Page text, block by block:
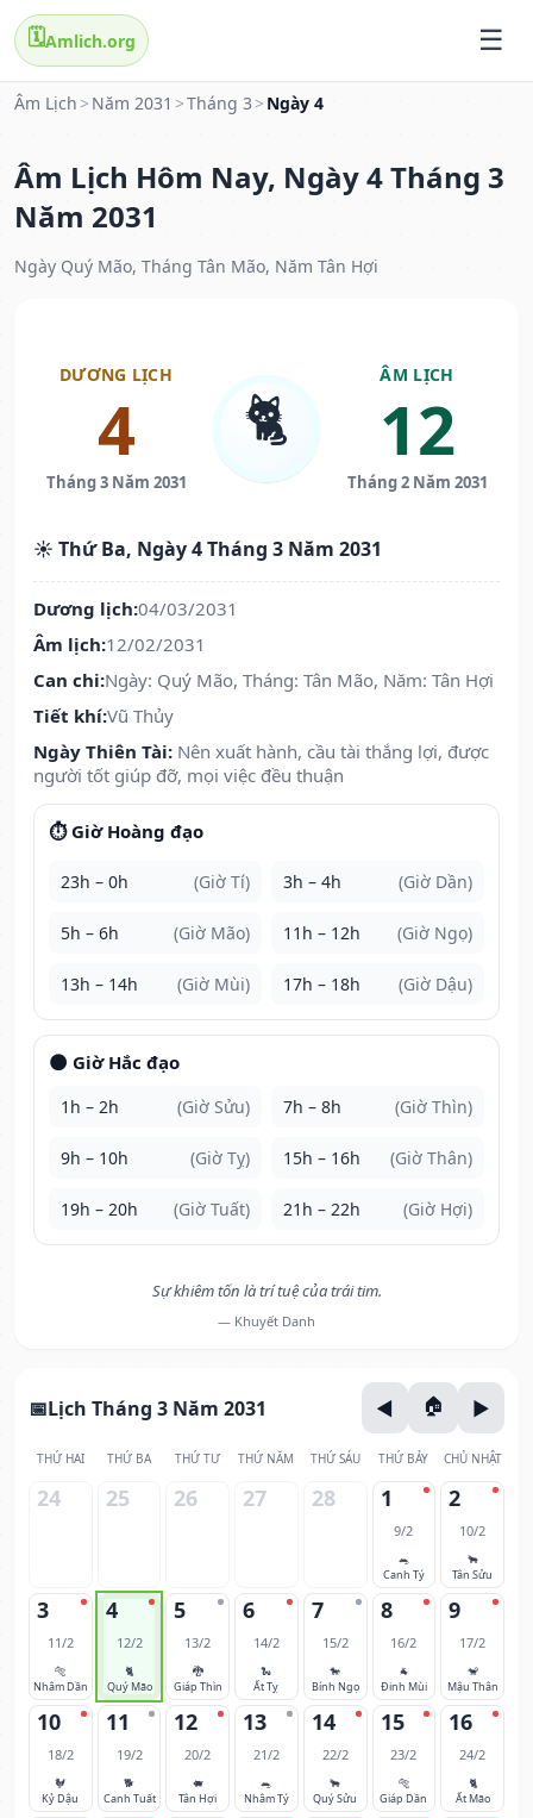
🗓️Amlich.org
Âm Lịch > Năm 2031 >Tháng 3 > Ngày 4
Âm Lịch Hôm Nay, Ngày 4 Tháng 3
Năm 2031
Ngày Quý Mão, Tháng Tân Mão, Năm Tân Hợi
DƯƠNG LỊCH
4
Tháng 3 Năm 2031
🐈
ÂM LỊCH
12
Tháng 2 Năm 2031
☀️ Thứ Ba, Ngày 4 Tháng 3 Năm 2031
Dương lịch:04/03/2031
Âm lịch:12/02/2031
Can chi:Ngày: Quý Mão, Tháng: Tân Mão, Năm: Tân Hợi
Tiết khí:Vũ Thủy
Ngày Thiên Tài: Nên xuất hành, cầu tài thắng lợi, được
người tốt giúp đỡ, mọi việc đều thuận
⏱️ Giờ Hoàng đạo
23h – 0h (Giờ Tí) 3h – 4h (Giờ Dần)
5h – 6h (Giờ Mão) 11h – 12h (Giờ Ngọ)
13h – 14h (Giờ Mùi) 17h – 18h (Giờ Dậu)
🌑 Giờ Hắc đạo
1h – 2h (Giờ Sửu) 7h – 8h (Giờ Thìn)
9h – 10h (Giờ Tỵ) 15h – 16h (Giờ Thân)
19h – 20h (Giờ Tuất) 21h – 22h (Giờ Hợi)
Sự khiêm tốn là trí tuệ của trái tim.
— Khuyết Danh
Lịch Tháng 3 Năm 2031
THỨ HAI THỨ BA THỨ TƯ THỨ NĂM THỨ SÁU THỨ BẢY CHỦ NHẬT
24 25 26 27 28 1
9/2
🐀
Canh Tý
2
10/2
🐂
Tân Sửu
3
11/2
🐅
Nhâm Dần
4
12/2
🐈
Quý Mão
5
13/2
🐉
Giáp Thìn
6
14/2
🐍
Ất Tỵ
7
15/2
🐎
Bính Ngọ
8
16/2
🐐
Đinh Mùi
9
17/2
🐒
Mậu Thân
10
18/2
🐓
Kỷ Dậu
11
19/2
🐕
Canh Tuất
12
20/2
🐖
Tân Hợi
13
21/2
🐀
Nhâm Tý
14
22/2
🐂
Quý Sửu
15
23/2
🐅
Giáp Dần
16
24/2
🐈
Ất Mão